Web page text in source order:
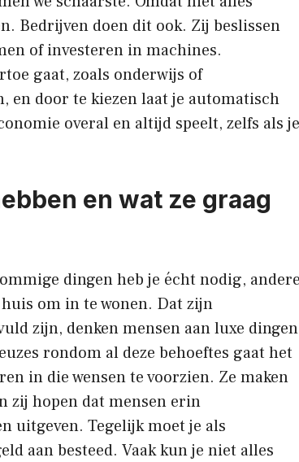
Bedrijven doen dit ook. Zij beslissen
of investeren in machines.
gaat, zoals onderwijs of
en door te kiezen laat je automatisch
overal en altijd speelt, zelfs als je
en wat ze graag
dingen heb je écht nodig, andere
om in te wonen. Dat zijn
zijn, denken mensen aan luxe dingen
rondom al deze behoeftes gaat het
in die wensen te voorzien. Ze maken
zij hopen dat mensen erin
uitgeven. Tegelijk moet je als
aan besteed. Vaak kun je niet alles